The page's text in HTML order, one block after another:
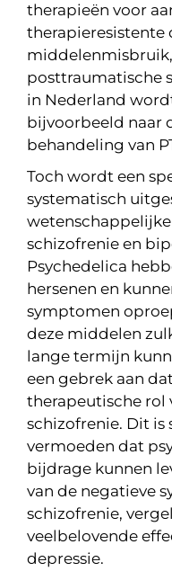
therapieën voor
therapieresistente
posttraumatische
in Nederland
bijvoorbeeld naar
behandeling van
Toch wordt een
systematisch
schizofrenie en
Psychedelica
hersenen en
symptomen
deze middelen
lange termijn
een gebrek aan
therapeutische rol
schizofrenie. Dit is
vermoeden dat
bijdrage kunnen
van de negatieve
schizofrenie,
veelbelovende
depressie.